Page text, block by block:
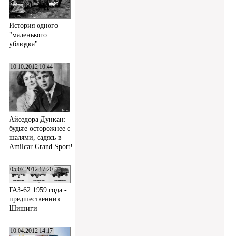
История одного
"маленького
ублюдка"
10.10.2012 10:44
Айседора Дункан:
будьте осторожнее с
шалями, садясь в
Amilcar Grand Sport!
05.07.2012 17:20
ГАЗ-62 1959 года -
предшественник
Шишиги
10.04.2012 14:17